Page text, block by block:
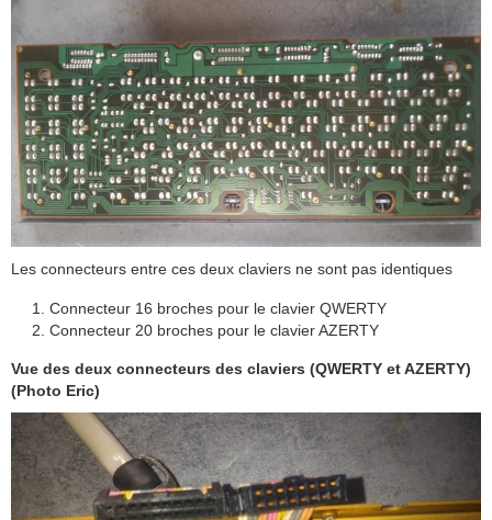
Les connecteurs entre ces deux claviers ne sont pas identiques
Connecteur 16 broches pour le clavier QWERTY
Connecteur 20 broches pour le clavier AZERTY
Vue des deux connecteurs des claviers (QWERTY et AZERTY)
(Photo Eric)